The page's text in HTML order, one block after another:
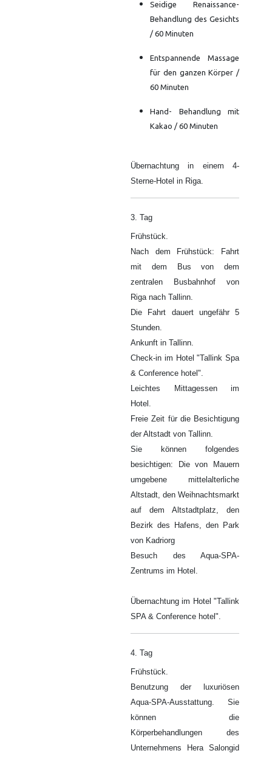
Seidige Renaissance-
Behandlung des Gesichts
/ 60 Minuten
Entspannende Massage
für den ganzen Körper /
60 Minuten
Hand- Behandlung mit
Kakao / 60 Minuten
Übernachtung in einem 4-
Sterne-Hotel in Riga.
3. Tag
Frühstück.
Nach dem Frühstück: Fahrt
mit dem Bus von dem
zentralen Busbahnhof von
Riga nach Tallinn.
Die Fahrt dauert ungefähr 5
Stunden.
Ankunft in Tallinn.
Check-in im Hotel "Tallink Spa
& Conference hotel".
Leichtes Mittagessen im
Hotel.
Freie Zeit für die Besichtigung
der Altstadt von Tallinn.
Sie können folgendes
besichtigen: Die von Mauern
umgebene mittelalterliche
Altstadt, den Weihnachtsmarkt
auf dem Altstadtplatz, den
Bezirk des Hafens, den Park
von Kadriorg
Besuch des Aqua-SPA-
Zentrums im Hotel.
Übernachtung im Hotel "Tallink
SPA & Conference hotel".
4. Tag
Frühstück.
Benutzung der luxuriösen
Aqua-SPA-Ausstattung. Sie
können die
Körperbehandlungen des
Unternehmens Hera Salongid